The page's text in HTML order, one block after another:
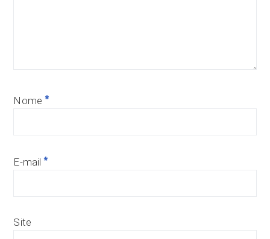
Nome *
E-mail *
Site